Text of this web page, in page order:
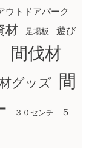
ウトドアパーク
材 足場板 遊び
間伐材
グッズ
間
３０センチ
５